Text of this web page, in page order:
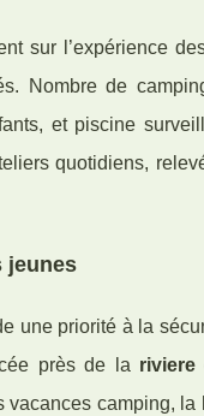
sur l’expérience
Nombre de
et piscine
quotidiens,
jeunes
une priorité à la
près de la riviere
camping,